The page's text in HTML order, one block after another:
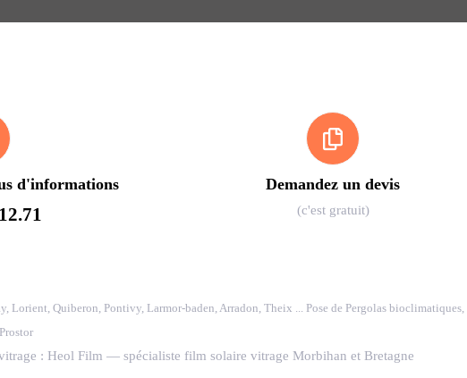
d'informations Demandez un devis
(c'est gratuit)
Lorient, Quiberon, Pontivy, Larmor-baden, Arradon, Theix ... Pose de Pergolas bioclimatiques,
: Heol Film — spécialiste film solaire vitrage Morbihan et Bretagne